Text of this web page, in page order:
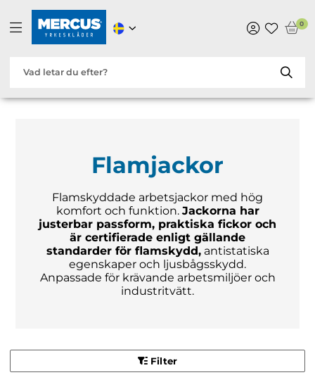
0
Flamjackor
Flamskyddade arbetsjackor med hög
komfort och funktion. Jackorna har
justerbar passform, praktiska fickor och
är certifierade enligt gällande
standarder för flamskydd,antistatiska
egenskaper och ljusbågsskydd.
Anpassade för krävande arbetsmiljöer och
industritvätt.
Filter